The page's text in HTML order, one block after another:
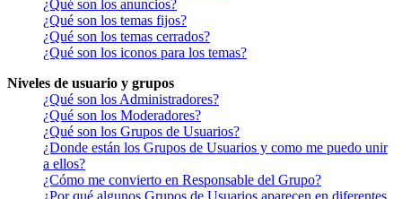
¿Qué son los anuncios?
¿Qué son los temas fijos?
¿Qué son los temas cerrados?
¿Qué son los iconos para los temas?
Niveles de usuario y grupos
¿Qué son los Administradores?
¿Qué son los Moderadores?
¿Qué son los Grupos de Usuarios?
¿Donde están los Grupos de Usuarios y como me puedo unir
a ellos?
¿Cómo me convierto en Responsable del Grupo?
¿Por qué algunos Grupos de Usuarios aparecen en diferentes